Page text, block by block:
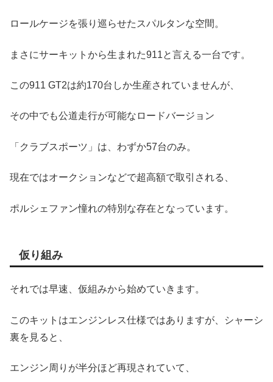
ロールケージを張り巡らせたスパルタンな空間。
まさにサーキットから生まれた911と言える一台です。
この911 GT2は約170台しか生産されていませんが、
その中でも公道走行が可能なロードバージョン
「クラブスポーツ」は、わずか57台のみ。
現在ではオークションなどで超高額で取引される、
ポルシェファン憧れの特別な存在となっています。
仮り組み
それでは早速、仮組みから始めていきます。
このキットはエンジンレス仕様ではありますが、シャーシ
裏を見ると、
エンジン周りが半分ほど再現されていて、